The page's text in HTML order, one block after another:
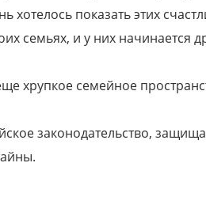
показать этих
семьях, и у них начинается
хрупкое семейное
законодательство,